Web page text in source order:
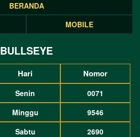
BERANDA
MOBILE
BULLSEYE
Hari Nomor
Senin
0071
Minggu
9546
Sabtu
2690